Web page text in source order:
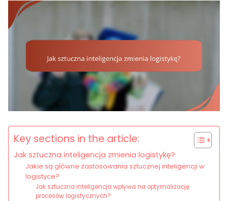
Key sections in the article:
Jak sztuczna inteligencja zmienia logistykę?
Jakie są główne zastosowania sztucznej inteligencji w
logistyce?
Jak sztuczna inteligencja wpływa na optymalizację
procesów logistycznych?